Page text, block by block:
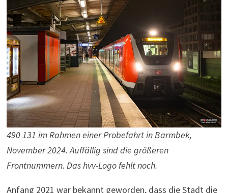
490 131 im Rahmen einer Probefahrt in Barmbek,
November 2024. Auffällig sind die größeren
Frontnummern. Das hvv-Logo fehlt noch.
Anfang 2021 war bekannt geworden, dass die Stadt die